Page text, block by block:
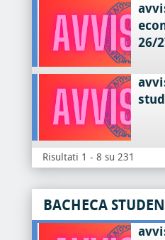
26/
Risultati 1 - 8 su 231
BACHECA